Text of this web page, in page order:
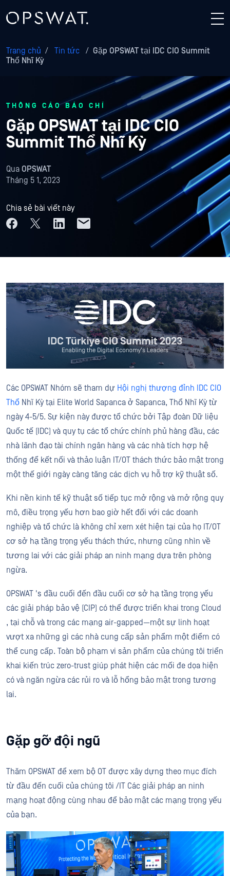
Trang chủ / Tin tức / Gặp OPSWAT tại IDC CIO Summit
Thổ Nhĩ Kỳ
THÔNG CÁO BÁO CHÍ
Gặp OPSWAT tại IDC CIO
Summit Thổ Nhĩ Kỳ
Qua OPSWAT
Tháng 5 1, 2023
Chia sẻ bài viết này
Các OPSWAT Nhóm sẽ tham dự Hội nghị thượng đỉnh IDC CIO
Thổ Nhĩ Kỳ tại Elite World Sapanca ở Sapanca, Thổ Nhĩ Kỳ từ
ngày 4-5/5. Sự kiện này được tổ chức bởi Tập đoàn Dữ liệu
Quốc tế (IDC) và quy tụ các tổ chức chính phủ hàng đầu, các
nhà lãnh đạo tài chính ngân hàng và các nhà tích hợp hệ
thống để kết nối và thảo luận IT/OT thách thức bảo mật trong
một thế giới ngày càng tăng các dịch vụ hỗ trợ kỹ thuật số.
Khi nền kinh tế kỹ thuật số tiếp tục mở rộng và mở rộng quy
mô, điều trọng yếu hơn bao giờ hết đối với các doanh
nghiệp và tổ chức là không chỉ xem xét hiện tại của họ IT/OT
cơ sở hạ tầng trọng yếu thách thức, nhưng cũng nhìn về
tương lai với các giải pháp an ninh mạng dựa trên phòng
ngừa.
OPSWAT 's đầu cuối đến đầu cuối cơ sở hạ tầng trọng yếu
các giải pháp bảo vệ (CIP) có thể được triển khai trong Cloud
, tại chỗ và trong các mạng air-gapped—một sự linh hoạt
vượt xa những gì các nhà cung cấp sản phẩm một điểm có
thể cung cấp. Toàn bộ phạm vi sản phẩm của chúng tôi triển
khai kiến trúc zero-trust giúp phát hiện các mối đe dọa hiện
có và ngăn ngừa các rủi ro và lỗ hổng bảo mật trong tương
lai.
Gặp gỡ đội ngũ
Thăm OPSWAT để xem bộ OT được xây dựng theo mục đích
từ đầu đến cuối của chúng tôi /IT Các giải pháp an ninh
mạng hoạt động cùng nhau để bảo mật các mạng trọng yếu
của bạn.